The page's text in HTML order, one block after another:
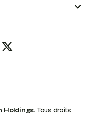
Holdings.Tous droits